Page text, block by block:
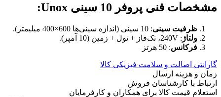
مشخصات فنی پروفر 10 سینی
ظرفیت سینی: 10 سینی (اندازه سینی‌ها 600×400 میلیمتر).
ولتاژ : 240V، تک‌فاز + نول + زمین (10 آمپر).
فرکانس: 50 هرتز
گارانتی اصالت و سلامت فیزیکی کالا
زمان و هزینه ارسال
ارتباط با کارشناسان فروش
استعلام قیمت کالا برای همکاران و کارفرمایان